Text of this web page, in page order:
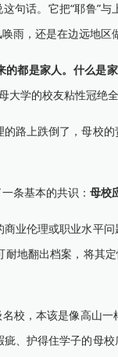
话。它把“耶鲁”与
，还是在边远地区
都是家人。什么是
学的校友粘性冠绝全
上跌倒了，母校的
条基本的共识： 母校
伦理或职业水平
地翻出档案，将其
，本该是像高山一
、护得住学子的母